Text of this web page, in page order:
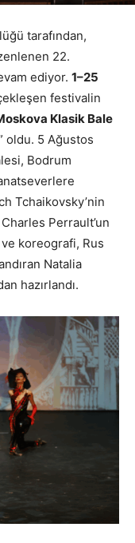
tarafından,
22.
ediyor. 1–25
festivalin
Klasik Bale
oldu. 5 Ağustos
Bodrum
Tchaikovsky’nin
Perrault’un
koreografi, Rus
Natalia
hazırlandı.